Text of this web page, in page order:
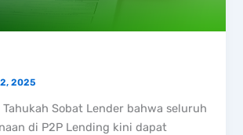
2025
Tahukah Sobat Lender bahwa seluruh
di P2P Lending kini dapat